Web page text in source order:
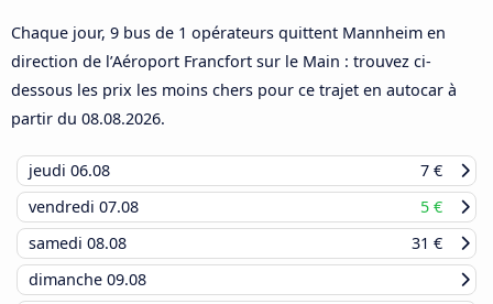
Chaque jour, 9 bus de 1 opérateurs quittent Mannheim en
direction de l’Aéroport Francfort sur le Main : trouvez ci-
dessous les prix les moins chers pour ce trajet en autocar à
partir du 08.08.2026.
jeudi 06.08
7 €
vendredi 07.08
5 €
samedi 08.08
31 €
dimanche 09.08